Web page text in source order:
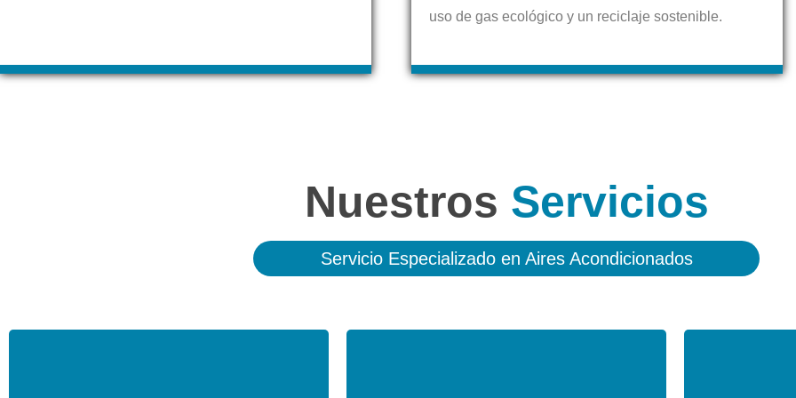
uso de gas ecológico y un reciclaje sostenible.
Nuestros Servicios
Servicio Especializado en Aires Acondicionados